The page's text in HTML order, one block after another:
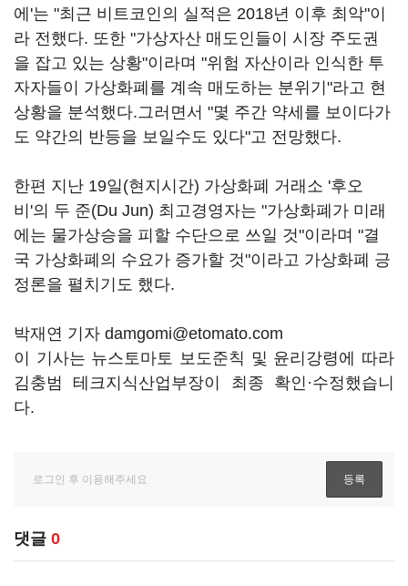
에'는 "최근 비트코인의 실적은 2018년 이후 최악"이
라 전했다. 또한 "가상자산 매도인들이 시장 주도권
을 잡고 있는 상황"이라며 "위험 자산이라 인식한 투
자자들이 가상화폐를 계속 매도하는 분위기"라고 현
상황을 분석했다.그러면서 "몇 주간 약세를 보이다가
도 약간의 반등을 보일수도 있다"고 전망했다.
한편 지난 19일(현지시간) 가상화폐 거래소 '후오
비'의 두 준(Du Jun) 최고경영자는 "가상화폐가 미래
에는 물가상승을 피할 수단으로 쓰일 것"이라며 "결
국 가상화폐의 수요가 증가할 것"이라고 가상화폐 긍
정론을 펼치기도 했다.
박재연 기자 damgomi@etomato.com
이 기사는 뉴스토마토 보도준칙 및 윤리강령에 따라
김충범 테크지식산업부장이 최종 확인·수정했습니
다.
댓글 0